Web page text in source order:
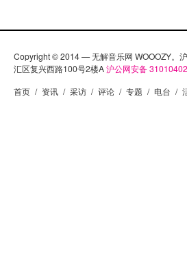
Copyright © 2014 — 无解音乐网 WOOOZY。
汇区复兴西路100号2楼A沪公网安备
首页 / 资讯 / 采访 / 评论 / 专题 / 电台 /